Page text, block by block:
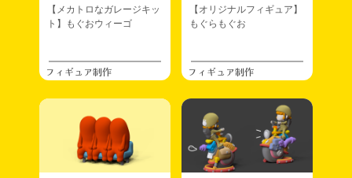
【メカトロなガレージキッ
ト】もぐおウィーゴ
フィギュア制作
【オリジナルフィギュア】
もぐらもぐお
フィギュア制作